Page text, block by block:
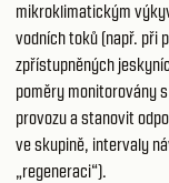
mikroklimatickým
vodních toků (např. při
zpřístupněných
poměry monitorovány
provozu a stanovit
ve skupině, intervaly
„regeneraci“).